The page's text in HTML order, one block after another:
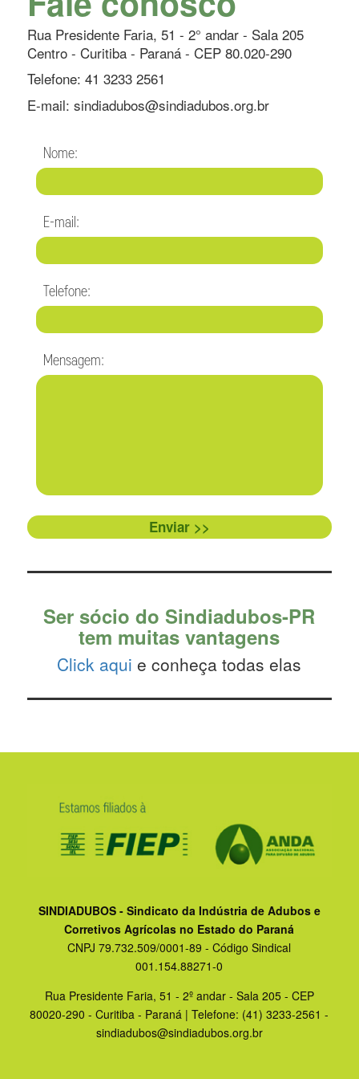
Rua Presidente Faria, 51 - 2° andar - Sala 205
Centro - Curitiba - Paraná - CEP 80.020-290
Telefone: 41 3233 2561
E-mail: sindiadubos@sindiadubos.org.br
Nome:
E-mail:
Telefone:
Mensagem:
Enviar >>
Ser sócio do Sindiadubos-PR
tem muitas vantagens
Click aqui e conheça todas elas
SINDIADUBOS - Sindicato da Indústria de Adubos e
Corretivos Agrícolas no Estado do Paraná
CNPJ 79.732.509/0001-89 - Código Sindical
001.154.88271-0
Rua Presidente Faria, 51 - 2º andar - Sala 205 - CEP
80020-290 - Curitiba - Paraná | Telefone: (41) 3233-2561 -
sindiadubos@sindiadubos.org.br